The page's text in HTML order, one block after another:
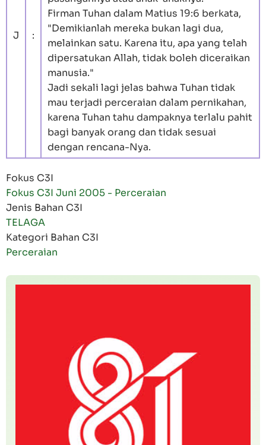
J :
Firman Tuhan dalam Matius 19:6 berkata,
"Demikianlah mereka bukan lagi dua,
melainkan satu. Karena itu, apa yang telah
dipersatukan Allah, tidak boleh diceraikan
manusia."
Jadi sekali lagi jelas bahwa Tuhan tidak
mau terjadi perceraian dalam pernikahan,
karena Tuhan tahu dampaknya terlalu pahit
bagi banyak orang dan tidak sesuai
dengan rencana-Nya.
Fokus C3I
Fokus C3I Juni 2005 - Perceraian
Jenis Bahan C3I
TELAGA
Kategori Bahan C3I
Perceraian